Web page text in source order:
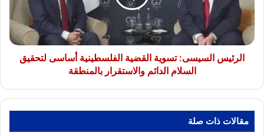
أساسى
لتحقيق
السلام
الدائم
والاستقرار
الرئيس السيسى: تسوية القضية الفلسطينية أساسى لتحقيق
السلام الدائم والاستقرار بالمنطقة
مقالات ذات صلة